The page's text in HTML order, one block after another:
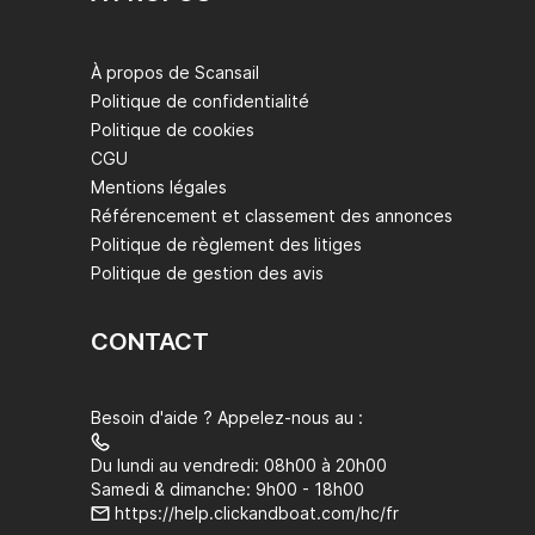
À propos de Scansail
Politique de confidentialité
Politique de cookies
CGU
Mentions légales
Référencement et classement des annonces
Politique de règlement des litiges
Politique de gestion des avis
CONTACT
Besoin d'aide ? Appelez-nous au :
Du lundi au vendredi: 08h00 à 20h00
Samedi & dimanche: 9h00 - 18h00
https://help.clickandboat.com/hc/fr